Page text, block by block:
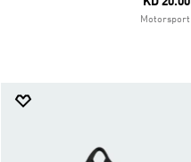
Motorsport